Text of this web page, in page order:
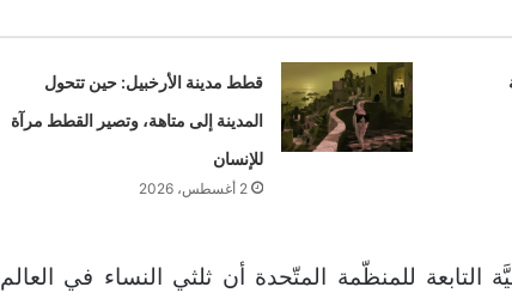
قطط مدينة الأرخبيل: حين تتحول
المدينة إلى متاهة، وتصير القطط مرآة
للإنسان
2 أغسطس، 2026
التابعة للمنظّمة المتّحدة أن ثلثي النساء في العالم